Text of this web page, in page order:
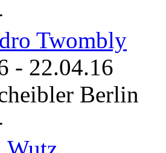
Twombly
- 22.04.16
Berlin